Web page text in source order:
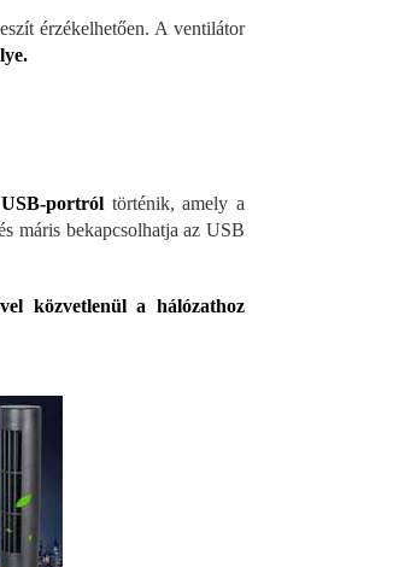
érzékelhetően. A ventilátor
portról történik, amely a
máris bekapcsolhatja az USB
közvetlenül a hálózathoz